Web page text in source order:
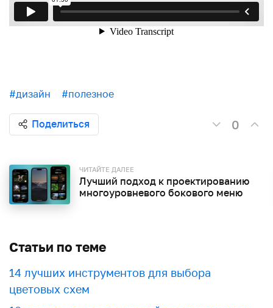
#дизайн #полезное
Поделиться 0
ЧИТАЙТЕ ДАЛЕЕ
Лучший подход к проектированию
многоуровневого бокового меню
Статьи по теме
​​14 лучших инструментов для выбора
цветовых схем